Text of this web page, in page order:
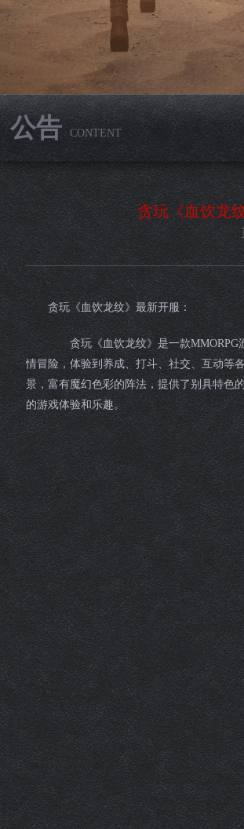
公告 CONTENT
贪玩《血饮龙
贪玩《血饮龙纹》最新开服：
贪玩《血饮龙纹》是一款MMORPG
情冒险，体验到养成、打斗、社交、互动等
景，富有魔幻色彩的阵法，提供了别具特色
的游戏体验和乐趣。